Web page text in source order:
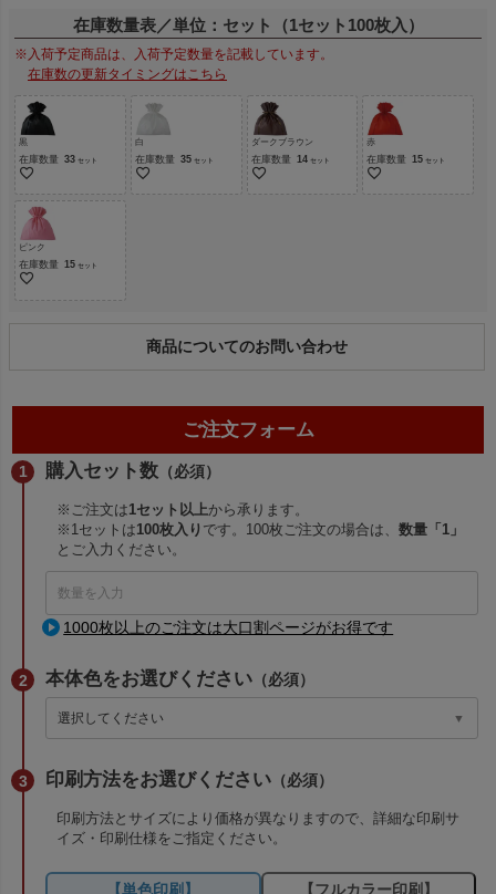
在庫数量表／単位：セット（1セット100枚入）
※入荷予定商品は、入荷予定数量を記載しています。
在庫数の更新タイミングはこちら
黒
在庫数量 33
白
在庫数量 35
ダークブラウン
在庫数量 14
赤
在庫数量 15
ピンク
在庫数量 15
商品についてのお問い合わせ
ご注文フォーム
購入セット数 （必須）
※ご注文は1セット以上から承ります。
※1セットは100枚入り です。100枚ご注文の場合は、数量「1」
とご入力ください。
1000枚以上のご注文は大口割ページがお得です
本体色をお選びください （必須）
印刷方法をお選びください （必須）
印刷方法とサイズにより価格が異なりますので、詳細な印刷サ
イズ・印刷仕様をご指定ください。
【単色印刷】 【フルカラー印刷】